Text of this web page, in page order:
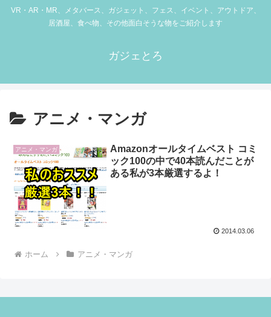
VR・AR・MR、メタバース、ガジェット、フェス、イベント、アウトドア、
居酒屋、食べ物、その他面白そうな物をご紹介します
ガジェとろ
アニメ・マンガ
アニメ・マンガ
Amazonオールタイムベスト コミ
ック100の中で40本読んだことが
ある私が3本厳選するよ！
2014.03.06
ホーム アニメ・マンガ